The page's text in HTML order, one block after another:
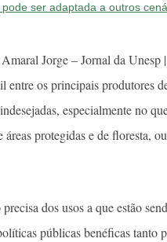
ser adaptada a outros
Jorge – Jornal da Unesp
entre os principais produtores
especialmente no
áreas protegidas e de floresta,
dos usos a que estão
públicas benéficas tanto